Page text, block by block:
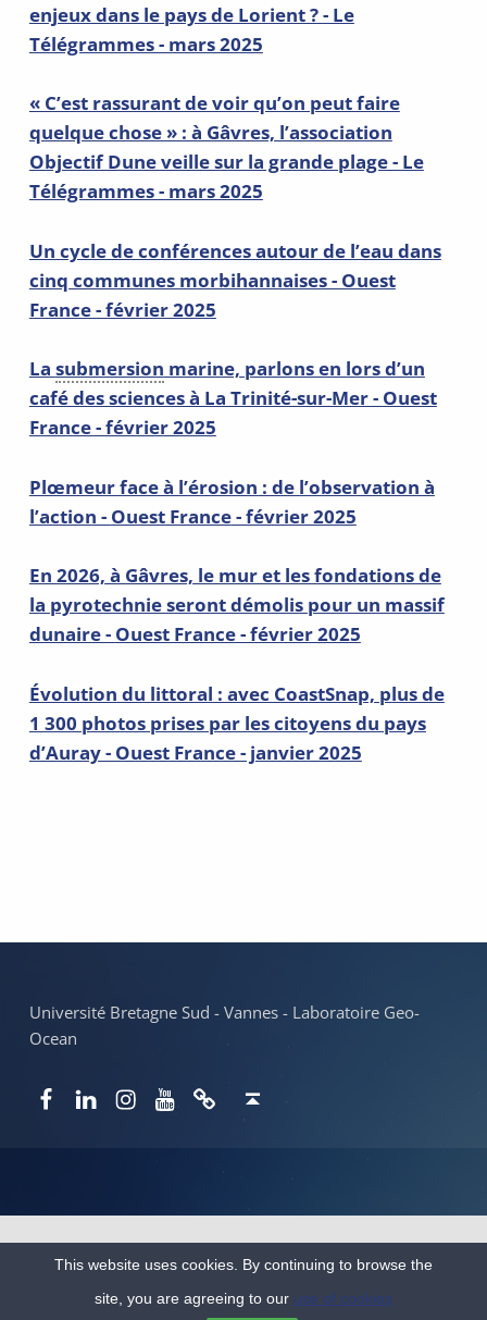
enjeux dans le pays de Lorient ? - Le
Télégrammes - mars 2025
« C’est rassurant de voir qu’on peut faire
quelque chose » : à Gâvres, l’association
Objectif Dune veille sur la grande plage - Le
Télégrammes - mars 2025
Un cycle de conférences autour de l’eau dans
cinq communes morbihannaises - Ouest
France - février 2025
La submersion marine, parlons en lors d’un
café des sciences à La Trinité-sur-Mer - Ouest
France - février 2025
Plœmeur face à l’érosion : de l’observation à
l’action - Ouest France- février 2025
En 2026, à Gâvres, le mur et les fondations de
la pyrotechnie seront démolis pour un massif
dunaire - Ouest France- février 2025
Évolution du littoral : avec CoastSnap, plus de
1 300 photos prises par les citoyens du pays
d’Auray - Ouest France - janvier 2025
Université Bretagne Sud - Vannes - Laboratoire Geo-
Ocean
This website uses cookies. By continuing to browse the
site, you are agreeing to our use of cookies